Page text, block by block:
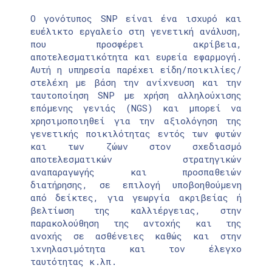
Ο γονότυπος SNP είναι ένα ισχυρό και
ευέλικτο εργαλείο στη γενετική ανάλυση,
που προσφέρει ακρίβεια,
αποτελεσματικότητα και ευρεία εφαρμογή.
Αυτή η υπηρεσία παρέχει είδη/ποικιλίες/
στελέχη με βάση την ανίχνευση και την
ταυτοποίηση SNP με χρήση αλληλούχισης
επόμενης γενιάς (NGS) και μπορεί να
χρησιμοποιηθεί για την αξιολόγηση της
γενετικής ποικιλότητας εντός των φυτών
και των ζώων στον σχεδιασμό
αποτελεσματικών στρατηγικών
αναπαραγωγής και προσπαθειών
διατήρησης, σε επιλογή υποβοηθούμενη
από δείκτες, για γεωργία ακριβείας ή
βελτίωση της καλλιέργειας, στην
παρακολούθηση της αντοχής και της
ανοχής σε ασθένειες καθώς και στην
ιχνηλασιμότητα και τον έλεγχο
ταυτότητας κ.λπ.